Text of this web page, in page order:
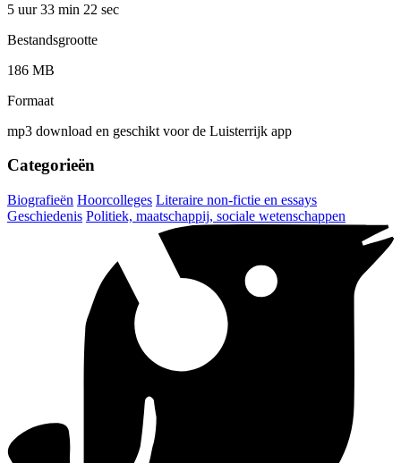
5 uur 33 min 22 sec
Bestandsgrootte
186 MB
Formaat
mp3 download en geschikt voor de Luisterrijk app
Categorieën
Biografieën Hoorcolleges Literaire non-fictie en essays
Geschiedenis Politiek, maatschappij, sociale wetenschappen